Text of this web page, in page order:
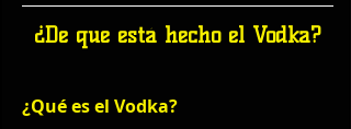
¿De que está hecho el Vodka?
¿Qué es el Vodka?